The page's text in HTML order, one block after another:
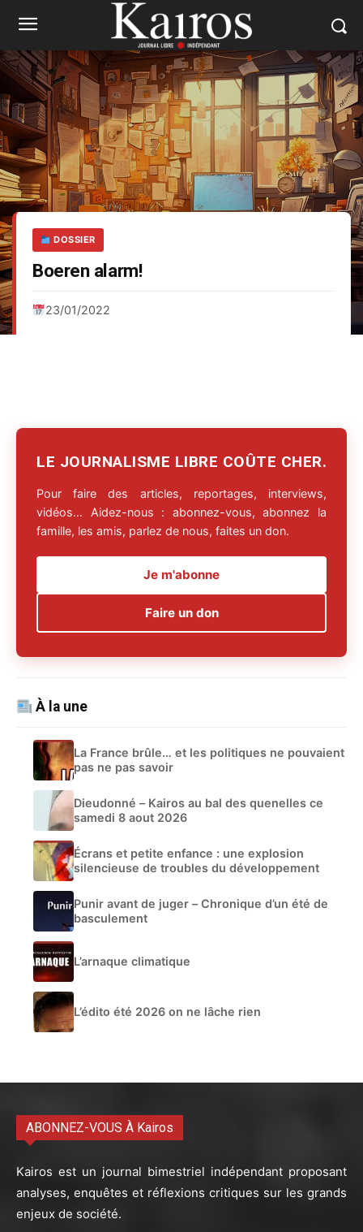
DOSSIER
Boeren alarm!
23/01/2022
LE JOURNALISME LIBRE COÛTE CHER.
Pour faire des articles, reportages, interviews,
vidéos… Aidez-nous : abonnez-vous, abonnez la
famille, les amis, parlez de nous, faites un don.
Je m'abonne
Faire un don
À la une
La France brûle… et les politiques ne pouvaient
pas ne pas savoir
Dieudonné – Kairos au bal des quenelles ce
samedi 8 aout 2026
Écrans et petite enfance : une explosion
silencieuse de troubles du développement
Punir avant de juger – Chronique d’un été de
basculement
L’arnaque climatique
L’édito été 2026 on ne lâche rien
ABONNEZ-VOUS À Kairos
Kairos est un journal bimestriel indépendant proposant
analyses, enquêtes et réflexions critiques sur les grands
enjeux de société.